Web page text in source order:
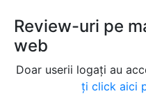
Review-uri pe
web
Doar userii logați au
ți click aici